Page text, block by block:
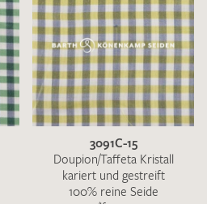
3091C-15
Doupion/Taffeta Kristall
kariert und gestreift
100% reine Seide